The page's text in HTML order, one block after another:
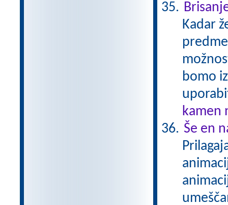
Kadar
bomo
kamen
Še en